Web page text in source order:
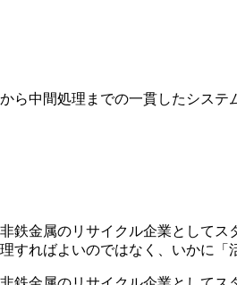
ら中間処理までの一貫したシステ
鉄金属のリサイクル企業として
すればよいのではなく、いかに「